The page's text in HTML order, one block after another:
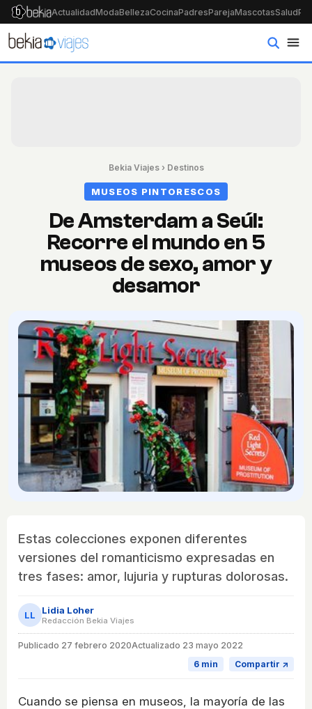
ActualidadModaBellezaCocinaPadresParejaMascotasSalud
Bekia Viajes› Destinos
MUSEOS PINTORESCOS
De Amsterdam a Seúl:
Recorre el mundo en 5
museos de sexo, amor y
desamor
Estas colecciones exponen diferentes
versiones del romanticismo expresadas en
tres fases: amor, lujuria y rupturas dolorosas.
LL Lidia Loher
Redacción Bekia Viajes
Publicado 27 febrero 2020Actualizado 23 mayo 2022
6 min
Compartir ↗
Cuando se piensa en museos, la mayoría de las